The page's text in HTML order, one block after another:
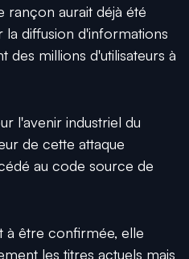
rançon aurait déjà été
diffusion d'informations
millions d'utilisateurs à
l'avenir industriel du
de cette attaque
au code source de
à être confirmée, elle
les titres actuels mais